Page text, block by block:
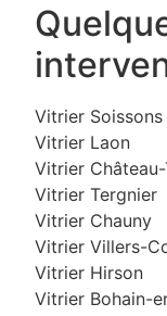
Vitrier Soissons
Vitrier Laon
Vitrier
Vitrier Tergnier
Vitrier Chauny
Vitrier Villers-
Vitrier Hirson
Vitrier Bohain-